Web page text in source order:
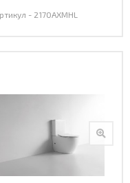
- 2170AXMHL